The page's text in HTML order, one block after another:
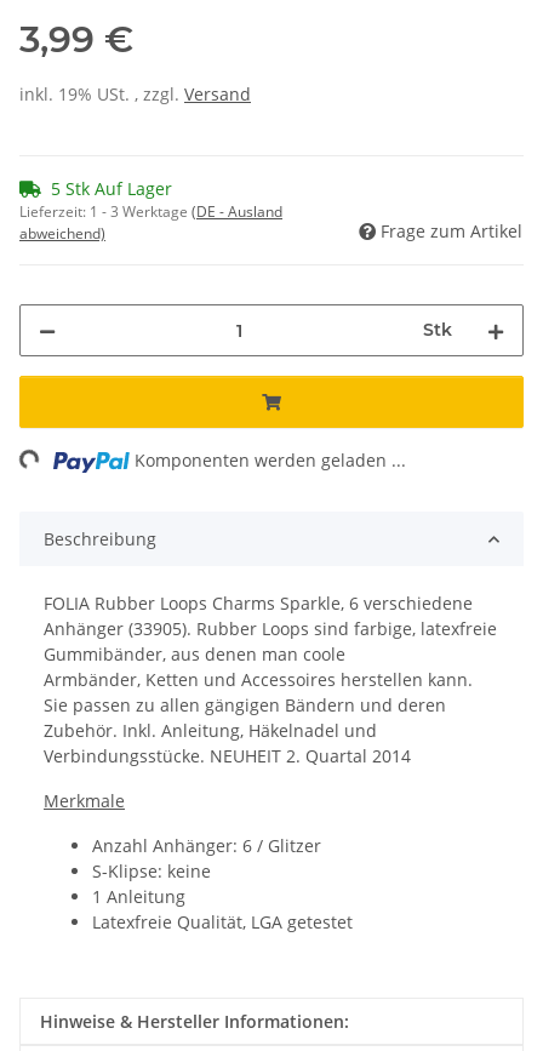
3,99 €
inkl. 19% USt. , zzgl. Versand
5 Stk Auf Lager
Lieferzeit: 1 - 3 Werktage (DE - Ausland
abweichend)
Frage zum Artikel
Stk
Komponenten werden geladen ...
Beschreibung
FOLIA Rubber Loops Charms Sparkle, 6 verschiedene
Anhänger (33905). Rubber Loops sind farbige, latexfreie
Gummibänder, aus denen man coole
Armbänder, Ketten und Accessoires herstellen kann.
Sie passen zu allen gängigen Bändern und deren
Zubehör. Inkl. Anleitung, Häkelnadel und
Verbindungsstücke. NEUHEIT 2. Quartal 2014
Merkmale
Anzahl Anhänger: 6 / Glitzer
S-Klipse: keine
1 Anleitung
Latexfreie Qualität, LGA getestet
Hinweise & Hersteller Informationen: